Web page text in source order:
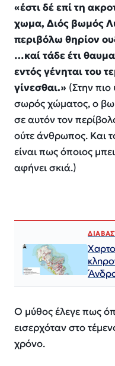
«έστι δέ επί τη
χωμα, Διός βωμός
περιβόλω θηρίον
…καί τάδε έτι
εντός γένηται του
γίνεσθαι.» (Στην
σωρός χώματος, ο
σε αυτόν τον
ούτε άνθρωπος. Και
είναι πως όποιος
αφήνει σκιά.)
Ο μύθος έλεγε πως
εισερχόταν στο
χρόνο.